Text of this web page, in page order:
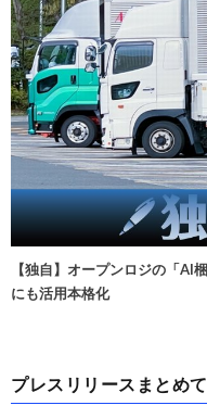
【独自】オープンロジの「AI
にも活用本格化
プレスリリースまとめ